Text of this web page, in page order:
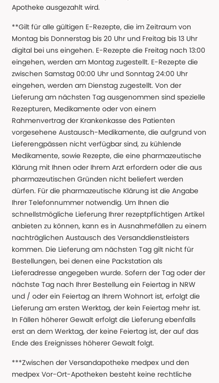
Apotheke ausgezahlt wird.
**Gilt für alle gültigen E-Rezepte, die im Zeitraum von
Montag bis Donnerstag bis 20 Uhr und Freitag bis 13 Uhr
digital bei uns eingehen. E-Rezepte die Freitag nach 13:00
eingehen, werden am Montag zugestellt. E-Rezepte die
zwischen Samstag 00:00 Uhr und Sonntag 24:00 Uhr
eingehen, werden am Dienstag zugestellt. Von der
Lieferung am nächsten Tag ausgenommen sind spezielle
Rezepturen, Medikamente oder von einem
Rahmenvertrag der Krankenkasse des Patienten
vorgesehene Austausch-Medikamente, die aufgrund von
Lieferengpässen nicht verfügbar sind, zu kühlende
Medikamente, sowie Rezepte, die eine pharmazeutische
Klärung mit Ihnen oder Ihrem Arzt erfordern oder die aus
pharmazeutischen Gründen nicht beliefert werden
dürfen. Für die pharmazeutische Klärung ist die Angabe
Ihrer Telefonnummer notwendig. Um Ihnen die
schnellstmögliche Lieferung Ihrer rezeptpflichtigen Artikel
anbieten zu können, kann es in Ausnahmefällen zu einem
nachträglichen Austausch des Versanddienstleisters
kommen. Die Lieferung am nächsten Tag gilt nicht für
Bestellungen, bei denen eine Packstation als
Lieferadresse angegeben wurde. Sofern der Tag oder der
nächste Tag nach Ihrer Bestellung ein Feiertag in NRW
und / oder ein Feiertag an Ihrem Wohnort ist, erfolgt die
Lieferung am ersten Werktag, der kein Feiertag mehr ist.
In Fällen höherer Gewalt erfolgt die Lieferung ebenfalls
erst an dem Werktag, der keine Feiertag ist, der auf das
Ende des Ereignisses höherer Gewalt folgt.
***Zwischen der Versandapotheke medpex und den
medpex Vor-Ort-Apotheken besteht keine rechtliche